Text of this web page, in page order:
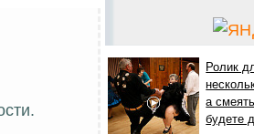
Ролик
а
будете